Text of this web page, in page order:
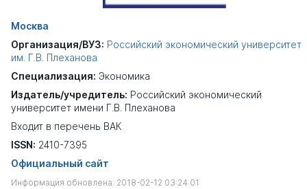
Москва
Организация/ВУЗ: Российский экономический университет
им. Г.В. Плеханова
Специализация: Экономика
Издатель/учредитель: Российский экономический
университет имени Г.В. Плеханова
Входит в перечень ВАК
ISSN: 2410-7395
Официальный сайт
Информация обновлена: 2018-02-12 03:24:01